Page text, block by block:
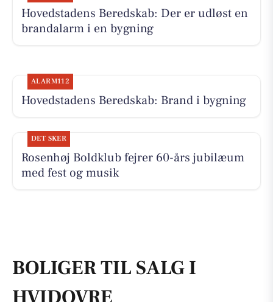
Hovedstadens Beredskab: Der er udløst en
brandalarm i en bygning
ALARM112
Hovedstadens Beredskab: Brand i bygning
DET SKER
Rosenhøj Boldklub fejrer 60-års jubilæum
med fest og musik
BOLIGER TIL SALG I